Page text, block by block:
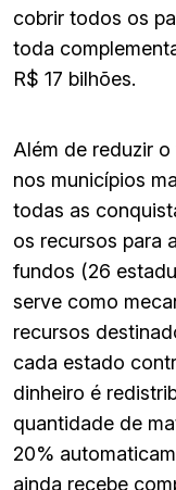
cobrir todos os
toda
R$ 17 bilhões.
Além de reduzir
nos municípios
todas as
os recursos para
fundos (26
serve como
recursos
cada estado
dinheiro é
quantidade de
20%
ainda recebe